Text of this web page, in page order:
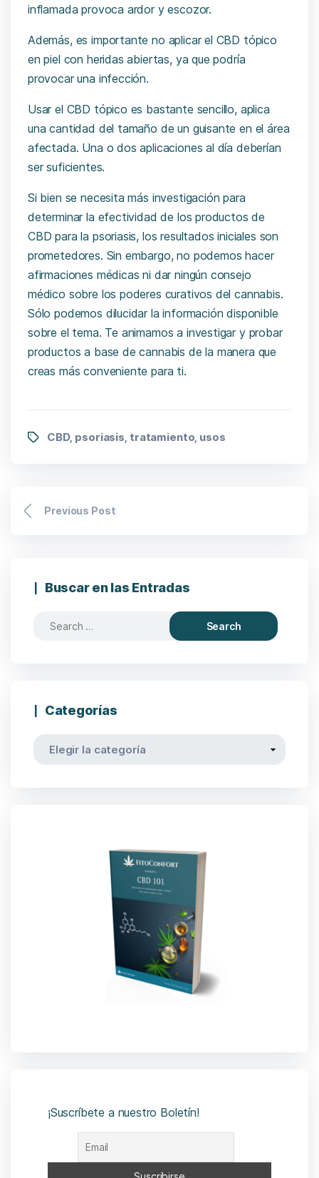
inflamada provoca ardor y escozor.
Además, es importante no aplicar el CBD tópico
en piel con heridas abiertas, ya que podría
provocar una infección.
Usar el CBD tópico es bastante sencillo, aplica
una cantidad del tamaño de un guisante en el área
afectada. Una o dos aplicaciones al día deberían
ser suficientes.
Si bien se necesita más investigación para
determinar la efectividad de los productos de
CBD para la psoriasis, los resultados iniciales son
prometedores. Sin embargo, no podemos hacer
afirmaciones médicas ni dar ningún consejo
médico sobre los poderes curativos del cannabis.
Sólo podemos dilucidar la información disponible
sobre el tema. Te animamos a investigar y probar
productos a base de cannabis de la manera que
creas más conveniente para ti.
CBD, psoriasis tratamiento usos
Previous Post
Buscar en las Entradas
Categorías
¡Suscríbete a nuestro Boletín!